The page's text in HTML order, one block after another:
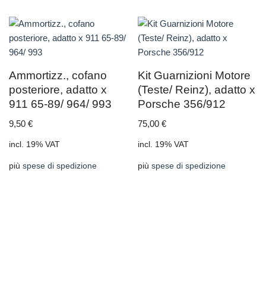
Ammortizz., cofano
posteriore, adatto x
911 65-89/ 964/ 993
9,50 €
incl. 19% VAT
più spese di spedizione
Kit Guarnizioni Motore
(Teste/ Reinz), adatto x
Porsche 356/912
75,00€
incl. 19% VAT
piùspese di spedizione